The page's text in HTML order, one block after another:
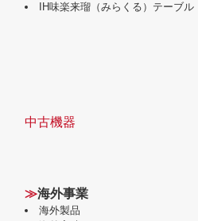
IH味楽来瑠（みらくる）テーブル
中古機器
≫海外事業
海外製品